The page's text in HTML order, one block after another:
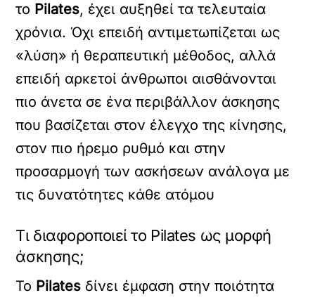
το Pilates, έχει αυξηθεί τα τελευταία
χρόνια. Όχι επειδή αντιμετωπίζεται ως
«λύση» ή θεραπευτική μέθοδος, αλλά
επειδή αρκετοί άνθρωποι αισθάνονται
πιο άνετα σε ένα περιβάλλον άσκησης
που βασίζεται στον έλεγχο της κίνησης,
στον πιο ήρεμο ρυθμό και στην
προσαρμογή των ασκήσεων ανάλογα με
τις δυνατότητες κάθε ατόμου
Τι διαφοροποιεί το Pilates ως μορφή
άσκησης;
Το Pilates δίνει έμφαση στην ποιότητα